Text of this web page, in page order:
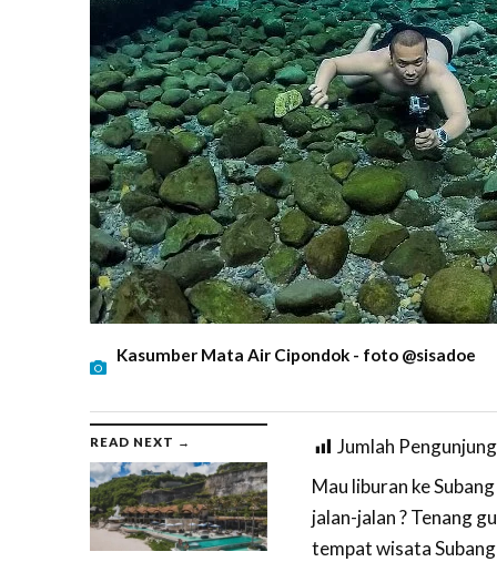
Kasumber Mata Air Cipondok - foto @sisadoe
READ NEXT →
Jumlah
Mau liburan ke
jalan-jalan ? Tenang
tempat wisata